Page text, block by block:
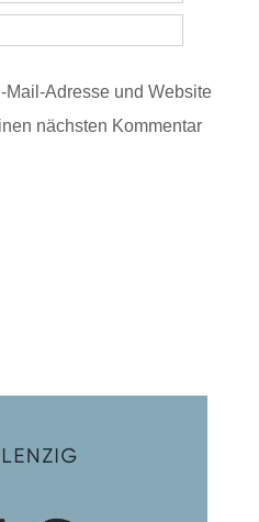
Mail-Adresse und Website
nächsten Kommentar